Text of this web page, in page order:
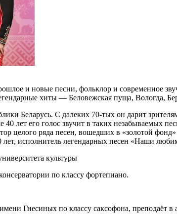
и новые песни, фольклор и современное
хиты — Беловежская пуща, Вологда,
Беларусь. С далеких 70-тых он дарит
лет его голос звучит в таких незабываемых
целого ряда песен, вошедших в «золотой
исполнитель легендарных песен «Наши
культуры
по классу фортепиано.
Гнесиных по классу саксофона, преподаёт в